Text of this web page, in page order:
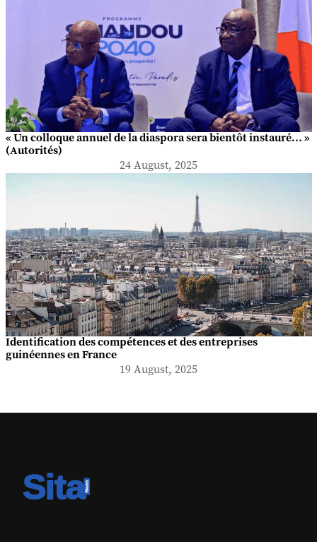
« Un colloque annuel de la diaspora sera bientôt instauré… »
(Autorités)
24 August, 2025
Identification des compétences et des entreprises
guinéennes en France
19 August, 2025